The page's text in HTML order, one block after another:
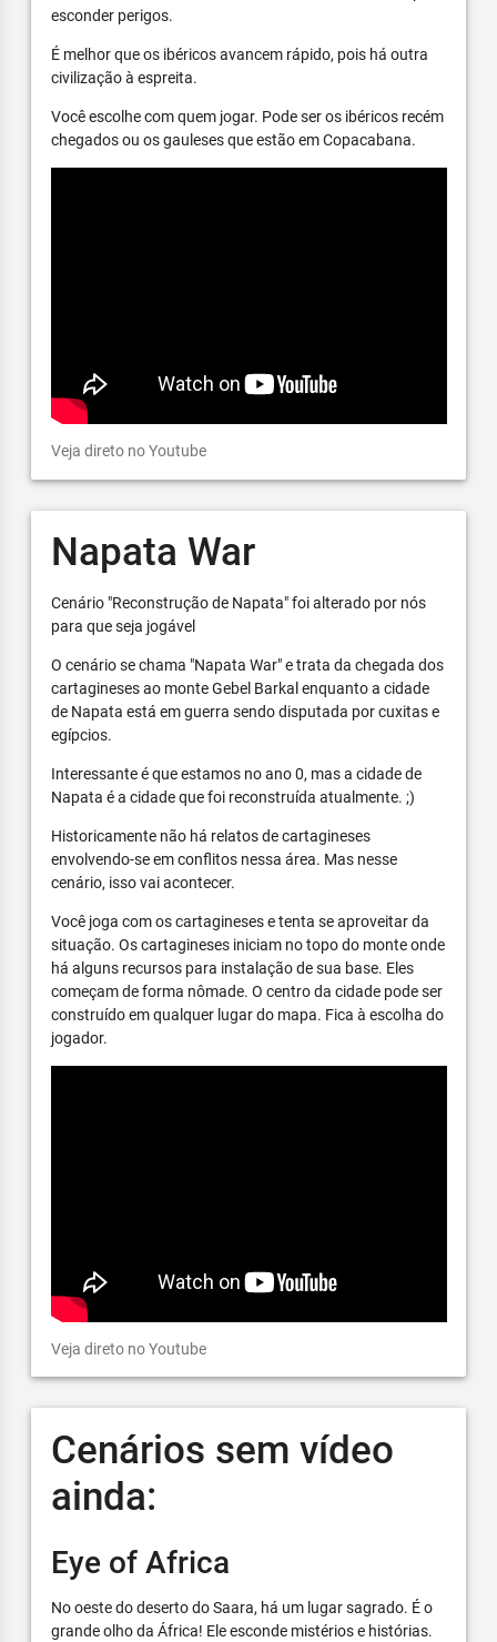
esconder perigos.
É melhor que os ibéricos avancem rápido, pois há outra
civilização à espreita.
Você escolhe com quem jogar. Pode ser os ibéricos recém
chegados ou os gauleses que estão em Copacabana.
Veja direto no Youtube
Napata War
Cenário "Reconstrução de Napata" foi alterado por nós
para que seja jogável
O cenário se chama "Napata War" e trata da chegada dos
cartagineses ao monte Gebel Barkal enquanto a cidade
de Napata está em guerra sendo disputada por cuxitas e
egípcios.
Interessante é que estamos no ano 0, mas a cidade de
Napata é a cidade que foi reconstruída atualmente. ;)
Historicamente não há relatos de cartagineses
envolvendo-se em conflitos nessa área. Mas nesse
cenário, isso vai acontecer.
Você joga com os cartagineses e tenta se aproveitar da
situação. Os cartagineses iniciam no topo do monte onde
há alguns recursos para instalação de sua base. Eles
começam de forma nômade. O centro da cidade pode ser
construído em qualquer lugar do mapa. Fica à escolha do
jogador.
Veja direto no Youtube
Cenários sem vídeo
ainda:
Eye of Africa
No oeste do deserto do Saara, há um lugar sagrado. É o
grande olho da África! Ele esconde mistérios e histórias.